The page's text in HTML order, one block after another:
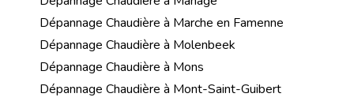
Dépannage Chaudière à Marche en Famenne
Dépannage Chaudière à Molenbeek
Dépannage Chaudière à Mons
Dépannage Chaudière à Mont-Saint-Guibert